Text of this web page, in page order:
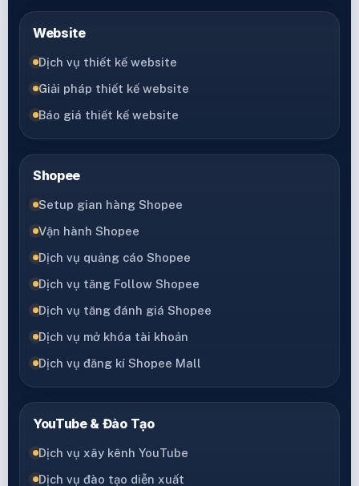
Website
Dịch vụ thiết kế website
Giải pháp thiết kế website
Báo giá thiết kế website
Shopee
Setup gian hàng Shopee
Vận hành Shopee
Dịch vụ quảng cáo Shopee
Dịch vụ tăng Follow Shopee
Dịch vụ tăng đánh giá Shopee
Dịch vụ mở khóa tài khoản
Dịch vụ đăng kí Shopee Mall
YouTube & Đào Tạo
Dịch vụ xây kênh YouTube
Dịch vụ đào tạo diễn xuất